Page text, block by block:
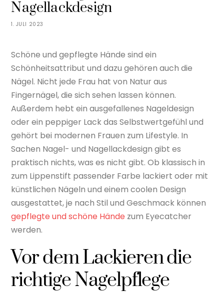
1. JULI 2023
Nagellackdesign
Schöne und gepflegte Hände sind ein
Schönheitsattribut und dazu gehören auch die
Nägel. Nicht jede Frau hat von Natur aus
Fingernägel, die sich sehen lassen können.
Außerdem hebt ein ausgefallenes Nageldesign
oder ein peppiger Lack das Selbstwertgefühl und
gehört bei modernen Frauen zum Lifestyle. In
Sachen Nagel- und Nagellackdesign gibt es
praktisch nichts, was es nicht gibt. Ob klassisch in
zum Lippenstift passender Farbe lackiert oder mit
künstlichen Nägeln und einem coolen Design
ausgestattet, je nach Stil und Geschmack können
gepflegte und schöne Hände zum Eyecatcher
werden.
Vor dem Lackieren die
richtige Nagelpflege